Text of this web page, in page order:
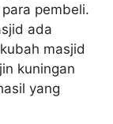
pembeli.
ada
masjid
kuningan
yang